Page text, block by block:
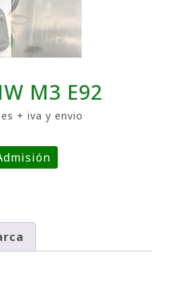
M3 E92
+ iva y envio